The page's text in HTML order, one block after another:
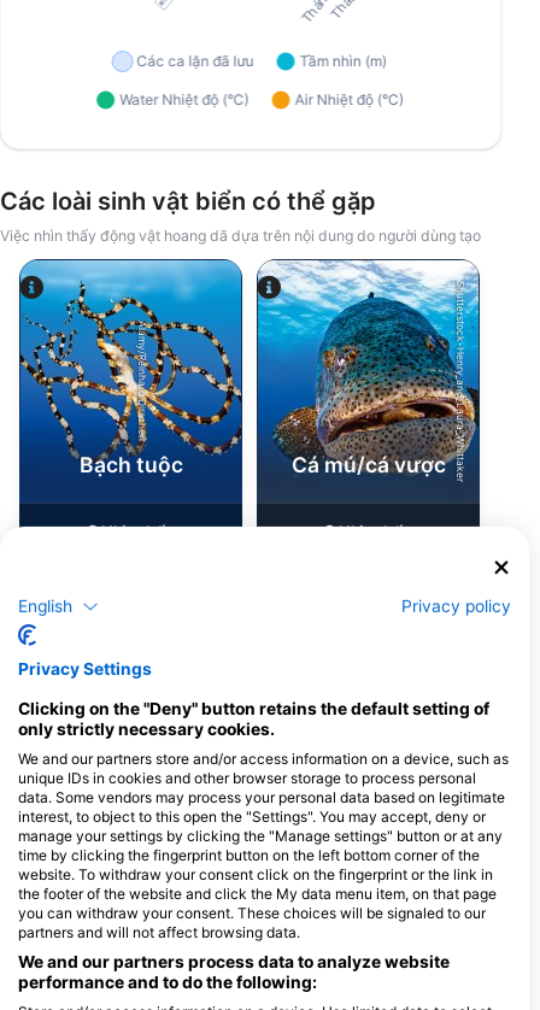
Các loài sinh vật biển có thể gặp
Việc nhìn thấy động vật hoang dã dựa trên nội dung do người dùng tạo
Alamy/Reinhard Dirscherl
Bạch tuộc
6Nhìn thấy
Shutterstock-Henry_and_Laura_Whittaker
Cá mú/cá vược
3Nhìn thấy
Các trung tâm lặn phục vụ tại điểm lặn
này
Bubbles Dive Centre
Bubbles in Gozo Limited, 17 Triq Il-
Forn, MFN 1303 Marsalforn, Gozo,
Malta
DIVE VISION MALTA LTD
RIVIERA SPA HOTEL, MLH 9069 l/o
Mellieha, Malta
Islands Tec Dive
Alex Flats, MFN 1516
Marsalforn, Malta
Triq Il-Qarnit, MLH
English Privacy policy
Privacy Settings
Clicking on the "Deny" button retains the default setting of
only strictly necessary cookies.
We and our partners store and/or access information on a device, such as
unique IDs in cookies and other browser storage to process personal
data. Some vendors may process your personal data based on legitimate
interest, to object to this open the "Settings". You may accept, deny or
manage your settings by clicking the "Manage settings" button or at any
time by clicking the fingerprint button on the left bottom corner of the
website. To withdraw your consent click on the fingerprint or the link in
the footer of the website and click the My data menu item, on that page
you can withdraw your consent. These choices will be signaled to our
partners and will not affect browsing data.
We and our partners process data to analyze website
performance and to do the following: